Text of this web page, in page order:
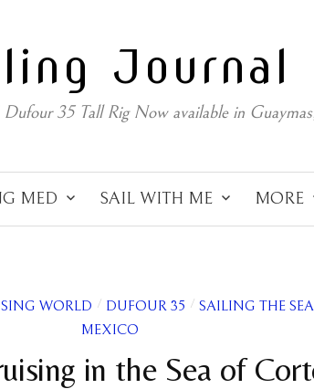
Journal
35 Tall Rig Now available in
MED SAIL WITH ME MORE
WORLD / DUFOUR 35 / SAILING THE
MEXICO
in the Sea of